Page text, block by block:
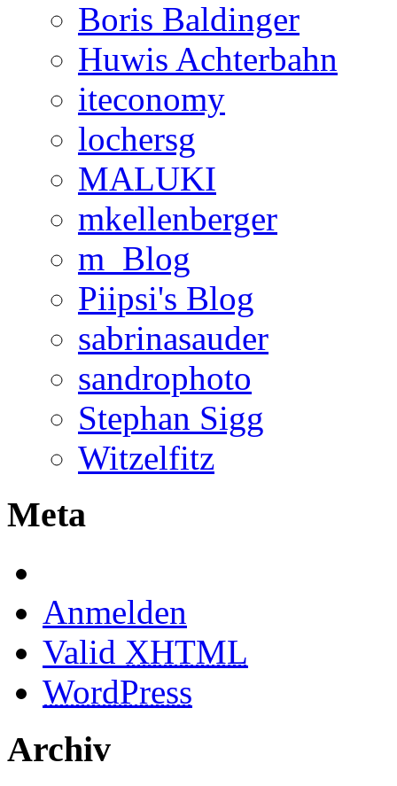
Boris Baldinger
Huwis Achterbahn
iteconomy
lochersg
MALUKI
mkellenberger
m_Blog
Piipsi's Blog
sabrinasauder
sandrophoto
Stephan Sigg
Witzelfitz
Meta
Anmelden
Valid XHTML
WordPress
Archiv